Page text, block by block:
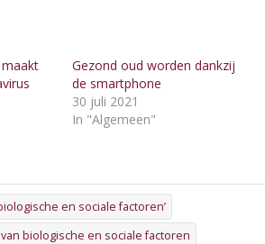
Gezond oud worden dankzij
de smartphone
30 juli 2021
In "Algemeen"
en sociale factoren’
biologische en sociale factoren